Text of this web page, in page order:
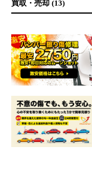
買取・売却 (13)